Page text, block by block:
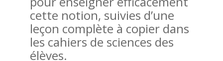
cette notion, suivies d’une
leçon complète à copier dans
les cahiers de sciences des
élèves.